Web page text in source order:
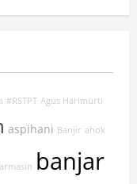
#RSTPT Agus Harimurti
aspihani Banjir ahok
banjar